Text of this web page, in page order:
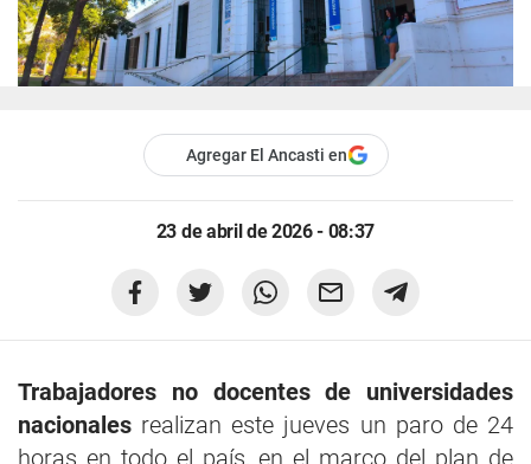
Agregar El Ancasti en
23 de abril de 2026 - 08:37
Trabajadores no docentes de universidades
nacionales realizan este jueves un paro de 24